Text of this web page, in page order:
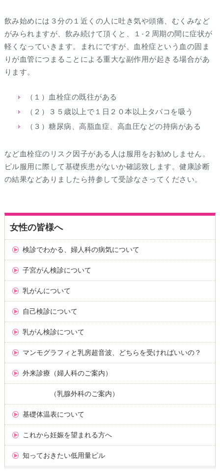
飲み始めには３分の１近くの人に吐き気や頭痛、むくみなど
がみられますが、飲み続けて頂くと、１-２周期の間に症状が
軽くなっていきます。まれにですが、血栓症という血の固ま
りが血管につまることによる重大な副作用が起きる場合があ
ります。
（１）血栓症の既往がある
（２）３５歳以上で１日２０本以上タバコを吸う
（３）糖尿病、高脂血症、高血圧などの持病がある
など血栓症のリスク因子がある人は服用をお勧めしません。
ピル服用に際して基礎疾患がないか確認致します。健康診断
の結果などありましたら持参して受診なさってください。
女性の皆様へ
検診でわかる、婦人科の病気について
子宮がん検診について
乳がんについて
自己検診について
乳がん検診について
マンモグラフィと乳房超音波、どちらを受ければいいの？
外来診療（婦人科のご案内）
（乳腺外科のご案内）
基礎体温表について
これから妊娠を望まれる方へ
知っておきたい低用量ピル